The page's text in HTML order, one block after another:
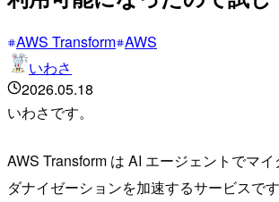
AWS Transform AWS
いわさ
2026.05.18
いわさです。
AWS Transform は AI エージェントでマ
ダナイゼーションを加速するサービスです